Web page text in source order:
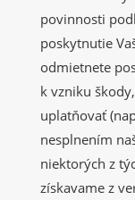
povinnosti
poskytnutie
odmietnete
k vzniku
uplatňovať
nesplnením
niektorých z
získavame z